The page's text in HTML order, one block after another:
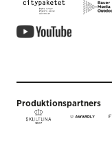
Produktionspartners